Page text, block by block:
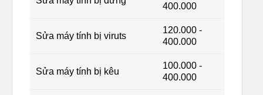
400.000
Sửa máy tính bị viruts
120.000 -
400.000
Sửa máy tính bị kêu
100.000 -
400.000